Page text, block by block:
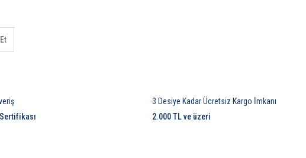
3 Desiye Kadar Ücretsiz Kargo İmkanı
2.000 TL ve üzeri